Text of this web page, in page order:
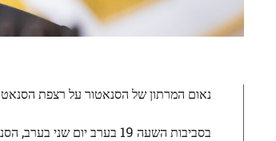
נאום המרתון של הסנאטור על רצפת הסנאט המוחה
בסביבות השעה 19 בערב יום שני בערב, הסנטור של ניו ג'רזי